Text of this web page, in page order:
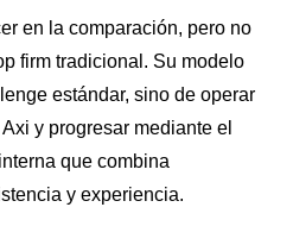
en la comparación, pero no
firm tradicional. Su modelo
estándar, sino de operar
y progresar mediante el
que combina
y experiencia.